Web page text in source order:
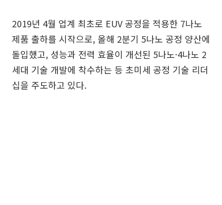
2019년 4월 업계 최초로 EUV 공정을 적용한 7나노
제품 출하를 시작으로, 올해 2분기 5나노 공정 양산에
돌입했고, 성능과 전력 효율이 개선된 5나노·4나노 2
세대 기술 개발에 착수하는 등 초미세 공정 기술 리더
십을 주도하고 있다.